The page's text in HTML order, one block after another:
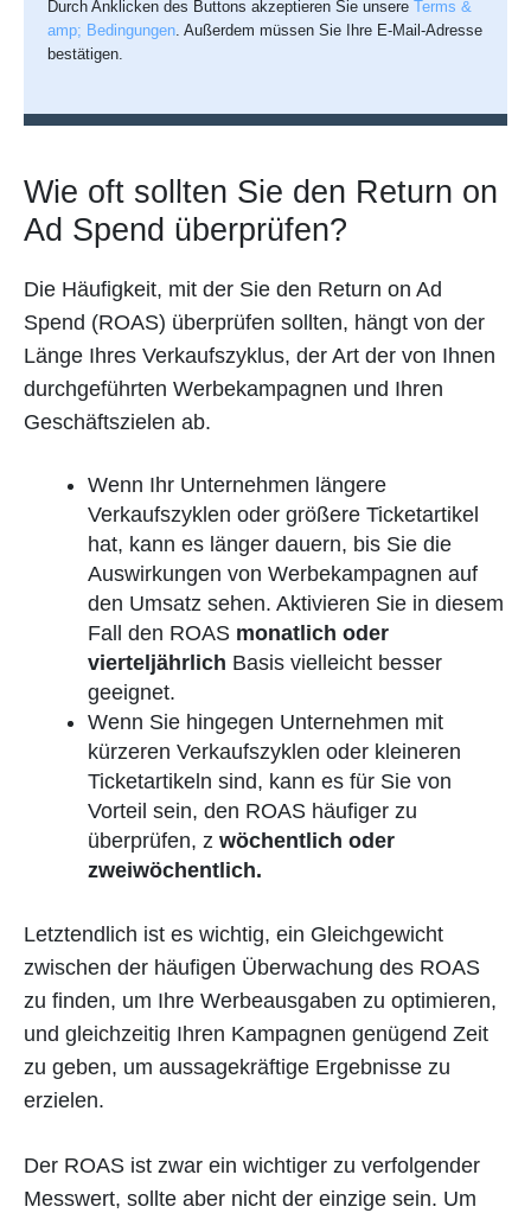
Durch Anklicken des Buttons akzeptieren Sie unsereTerms &
amp; Bedingungen. Außerdem müssen Sie Ihre E-Mail-Adresse
bestätigen.
Wie oft sollten Sie den Return on
Ad Spend überprüfen?
Die Häufigkeit, mit der Sie den Return on Ad
Spend (ROAS) überprüfen sollten, hängt von der
Länge Ihres Verkaufszyklus, der Art der von Ihnen
durchgeführten Werbekampagnen und Ihren
Geschäftszielen ab.
Wenn Ihr Unternehmen längere
Verkaufszyklen oder größere Ticketartikel
hat, kann es länger dauern, bis Sie die
Auswirkungen von Werbekampagnen auf
den Umsatz sehen. Aktivieren Sie in diesem
Fall den ROAS monatlich oder
vierteljährlich Basis vielleicht besser
geeignet.
Wenn Sie hingegen Unternehmen mit
kürzeren Verkaufszyklen oder kleineren
Ticketartikeln sind, kann es für Sie von
Vorteil sein, den ROAS häufiger zu
überprüfen, z wöchentlich oder
zweiwöchentlich.
Letztendlich ist es wichtig, ein Gleichgewicht
zwischen der häufigen Überwachung des ROAS
zu finden, um Ihre Werbeausgaben zu optimieren,
und gleichzeitig Ihren Kampagnen genügend Zeit
zu geben, um aussagekräftige Ergebnisse zu
erzielen.
Der ROAS ist zwar ein wichtiger zu verfolgender
Messwert, sollte aber nicht der einzige sein. Um